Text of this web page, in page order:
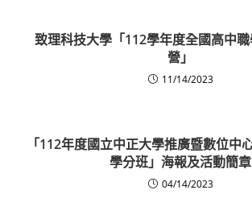
致理科技大學「112學年度全國高中
營」
11/14/2023
「112年度國立中正大學推廣暨數位中
學分班」海報及活動簡章
04/14/2023